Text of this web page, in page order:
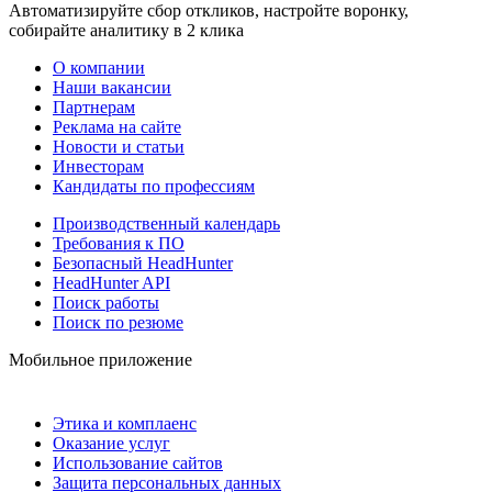
Автоматизируйте сбор откликов, настройте воронку,
собирайте аналитику в 2 клика
О компании
Наши вакансии
Партнерам
Реклама на сайте
Новости и статьи
Инвесторам
Кандидаты по профессиям
Производственный календарь
Требования к ПО
Безопасный HeadHunter
HeadHunter API
Поиск работы
Поиск по резюме
Мобильное приложение
Этика и комплаенс
Оказание услуг
Использование сайтов
Защита персональных данных